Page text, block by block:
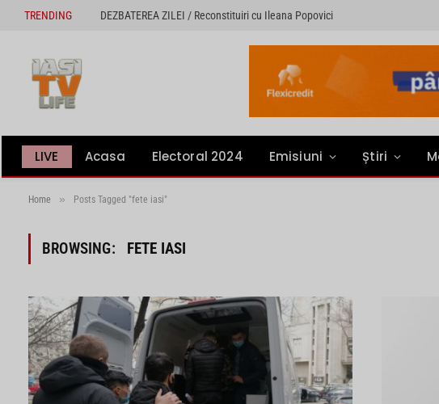
TRENDING DEZBATEREA ZILEI / Reconstituiri cu Ileana Popovici
LIVE Acasa Electoral 2024 Emisiuni Știri
Home » Posts Tagged "fete iasi"
BROWSING: FETE IASI